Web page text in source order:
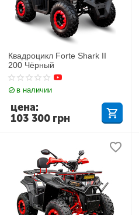
Квадроцикл Forte Shark II
200 Чёрный
в наличии
103 300 грн
цена: